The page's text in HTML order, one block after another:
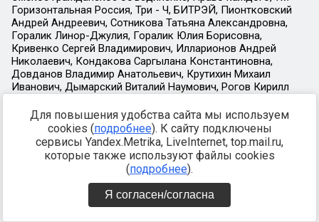
Для повышения удобства сайта мы используем
cookies (подробнее). К сайту подключены
сервисы Yandex.Metrika, LiveInternet, top.mail.ru,
которые также используют файлы cookies
(подробнее).
Я согласен/согласна